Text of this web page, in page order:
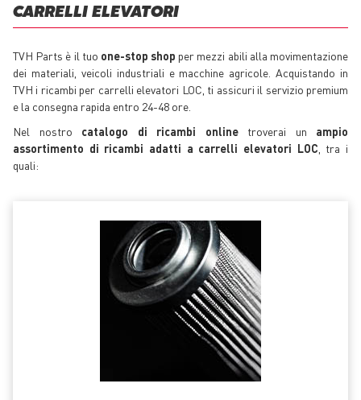
CARRELLI ELEVATORI
TVH Parts è il tuo one-stop shop per mezzi abili alla movimentazione
dei materiali, veicoli industriali e macchine agricole. Acquistando in
TVH i ricambi per carrelli elevatori LOC, ti assicuri il servizio premium
e la consegna rapida entro 24-48 ore.
Nel nostro catalogo di ricambi onlinetroverai un ampio
assortimento di ricambi adatti a carrelli elevatori LOC , tra i
quali: